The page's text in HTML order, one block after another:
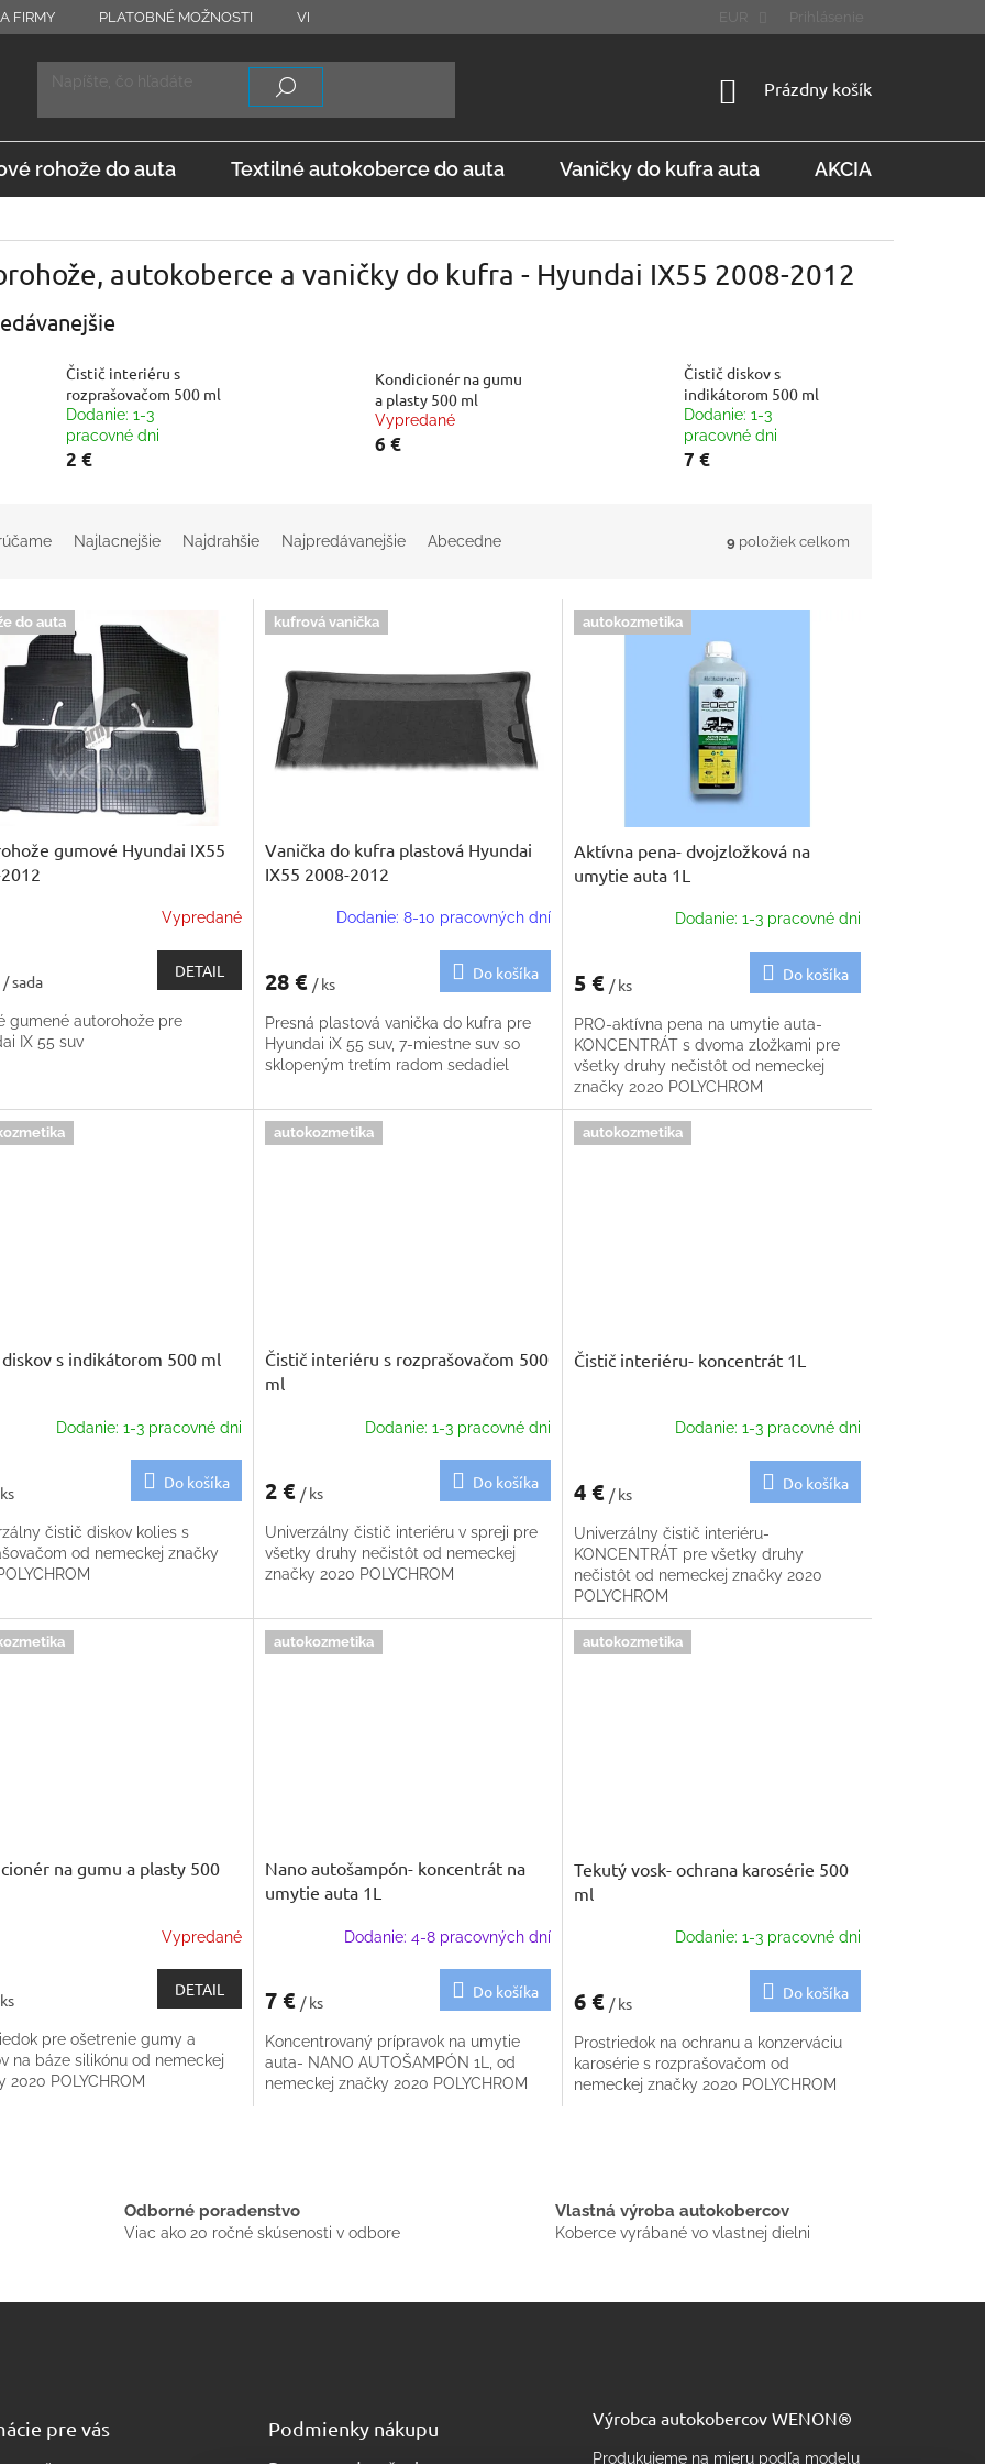
FIRMY PLATOBNÉ MOŽNOSTI VRÁTENIE TOVARU Prihlásenie
NÁKUPNÝ
Prázdny košík
rohože do auta Textilné autokoberce do auta Vaničky do kufra auta AKCIA
autokoberce a vaničky do kufra - Hyundai IX55 2008-2012
Čistič interiéru s
rozprašovačom 500 ml
Dodanie: 1-3
pracovné dni
2 €
Kondicionér na gumu
a plasty 500 ml
Vypredané
6 €
Čistič diskov s
indikátorom 500 ml
Dodanie: 1-3
pracovné dni
7 €
Najlacnejšie Najdrahšie Najpredávanejšie Abecedne 9 položiek celkom
do auta
gumové Hyundai IX55
Vypredané
/ sada
DETAIL
gumené autorohože pre
IX 55 suv
kufrová vanička
Vanička do kufra plastová Hyundai
IX55 2008-2012
Dodanie: 8-10 pracovných dní
28 € / ks
Do košíka
Presná plastová vanička do kufra pre
Hyundai iX 55 suv, 7-miestne suv so
sklopeným tretím radom sedadiel
autokozmetika
Aktívna pena- dvojzložková na
umytie auta 1L
Dodanie: 1-3 pracovné dni
5 € / ks
Do košíka
PRO-aktívna pena na umytie auta-
KONCENTRÁT s dvoma zložkami pre
všetky druhy nečistôt od nemeckej
značky 2020 POLYCHROM
diskov s indikátorom 500 ml
Dodanie: 1-3 pracovné dni
Do košíka
čistič diskov kolies s
od nemeckej značky
autokozmetika
Čistič interiéru s rozprašovačom 500
ml
Dodanie: 1-3 pracovné dni
2 € / ks
Do košíka
Univerzálny čistič interiéru v spreji pre
všetky druhy nečistôt od nemeckej
značky 2020 POLYCHROM
autokozmetika
Čistič interiéru- koncentrát 1L
Dodanie: 1-3 pracovné dni
4 € / ks
Do košíka
Univerzálny čistič interiéru-
KONCENTRÁT pre všetky druhy
nečistôt od nemeckej značky 2020
POLYCHROM
na gumu a plasty 500
Vypredané
DETAIL
pre ošetrenie gumy a
na báze silikónu od nemeckej
2020 POLYCHROM
autokozmetika
Nano autošampón- koncentrát na
umytie auta 1L
Dodanie: 4-8 pracovných dní
7 € / ks
Do košíka
Koncentrovaný prípravok na umytie
auta- NANO AUTOŠAMPÓN 1L, od
nemeckej značky 2020 POLYCHROM
autokozmetika
Tekutý vosk- ochrana karosérie 500
ml
Dodanie: 1-3 pracovné dni
6 € / ks
Do košíka
Prostriedok na ochranu a konzerváciu
karosérie s rozprašovačom od
nemeckej značky 2020 POLYCHROM
e
v
Odborné poradenstvo
Viac ako 20 ročné skúsenosti v odbore
Vlastná výroba autokobercov
Koberce vyrábané vo vlastnej dielni
pre vás Podmienky nákupu Výrobca autokobercov WENON®
Produkujeme na mieru podľa modelu